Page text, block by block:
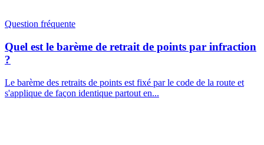
Question fréquente
Quel est le barème de retrait de points par infraction
?
Le barème des retraits de points est fixé par le code de la route et
s'applique de façon identique partout en...